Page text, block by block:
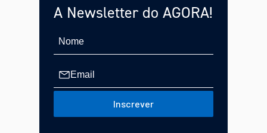
A Newsletter do AGORA!
Inscrever